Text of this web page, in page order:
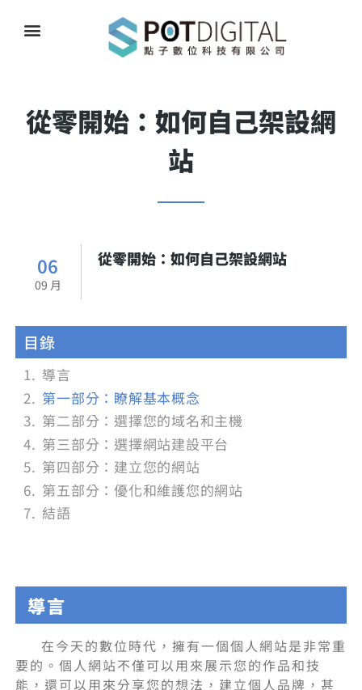
從零開始：如何自己架設網
站
06
09 月
從零開始：如何自己架設網站
目錄
導言
第一部分：瞭解基本概念
第二部分：選擇您的域名和主機
第三部分：選擇網站建設平台
第四部分：建立您的網站
第五部分：優化和維護您的網站
結語
導言
在今天的數位時代，擁有一個個人網站是非常重
要的。個人網站不僅可以用來展示您的作品和技
能，還可以用來分享您的想法，建立個人品牌，甚